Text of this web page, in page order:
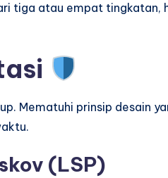
tiga atau empat tingkatan,
Mematuhi prinsip desain
(LSP)